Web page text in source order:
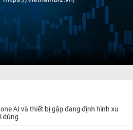
AI và thiết bị gập đang định hình xu
dùng